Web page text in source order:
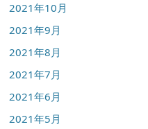
2021年10月
2021年9月
2021年8月
2021年7月
2021年6月
2021年5月